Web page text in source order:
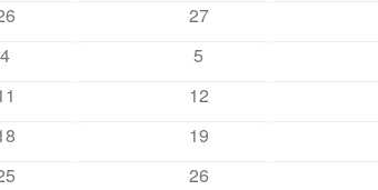
0
27
0
4
0
5
0
12
0
19
0
26